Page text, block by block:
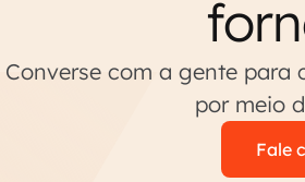
Converse com a gente
por meio
Fale